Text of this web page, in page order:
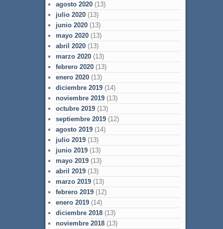
agosto 2020(13)
julio 2020(13)
junio 2020(13)
mayo 2020(13)
abril 2020(13)
marzo 2020(13)
febrero 2020(13)
enero 2020(13)
diciembre 2019(14)
noviembre 2019(13)
octubre 2019(13)
septiembre 2019(12)
agosto 2019(14)
julio 2019(13)
junio 2019(13)
mayo 2019(13)
abril 2019(13)
marzo 2019(13)
febrero 2019(12)
enero 2019(14)
diciembre 2018(13)
noviembre 2018(13)